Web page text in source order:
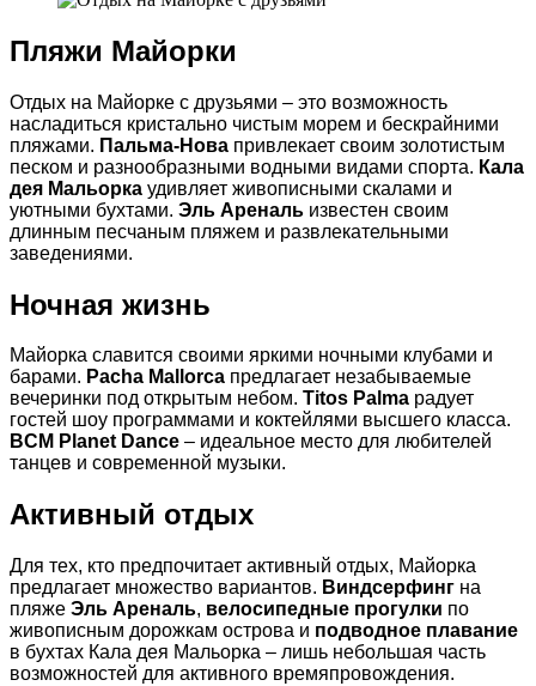
Пляжи Майорки
Отдых на Майорке с друзьями – это возможность
насладиться кристально чистым морем и бескрайними
пляжами. Пальма-Нова привлекает своим золотистым
песком и разнообразными водными видами спорта. Кала
дея Мальорка удивляет живописными скалами и
уютными бухтами. Эль Ареналь известен своим
длинным песчаным пляжем и развлекательными
заведениями.
Ночная жизнь
Майорка славится своими яркими ночными клубами и
барами. Pacha Mallorca предлагает незабываемые
вечеринки под открытым небом. Titos Palma радует
гостей шоу программами и коктейлями высшего класса.
BCM Planet Dance – идеальное место для любителей
танцев и современной музыки.
Активный отдых
Для тех, кто предпочитает активный отдых, Майорка
предлагает множество вариантов. Виндсерфинг на
пляже Эль Ареналь, велосипедные прогулки по
живописным дорожкам острова и подводное плавание
в бухтах Кала дея Мальорка – лишь небольшая часть
возможностей для активного времяпровождения.